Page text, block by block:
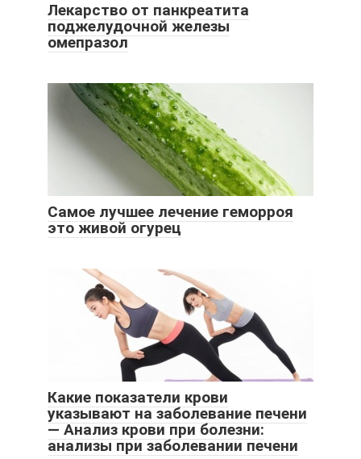
Лекарство от панкреатита
поджелудочной железы
омепразол
Самое лучшее лечение геморроя
это живой огурец
Какие показатели крови
указывают на заболевание печени
— Анализ крови при болезни:
анализы при заболевании печени